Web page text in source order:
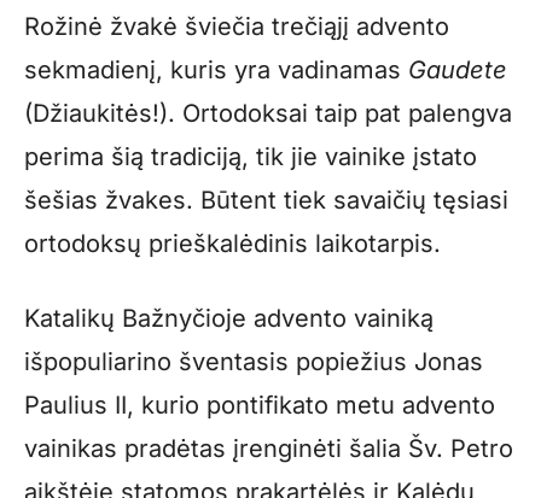
Rožinė žvakė šviečia trečiąjį advento
sekmadienį, kuris yra vadinamas Gaudete
(Džiaukitės!). Ortodoksai taip pat palengva
perima šią tradiciją, tik jie vainike įstato
šešias žvakes. Būtent tiek savaičių tęsiasi
ortodoksų prieškalėdinis laikotarpis.
Katalikų Bažnyčioje advento vainiką
išpopuliarino šventasis popiežius Jonas
Paulius II, kurio pontifikato metu advento
vainikas pradėtas įrenginėti šalia Šv. Petro
aikštėje statomos prakartėlės ir Kalėdų